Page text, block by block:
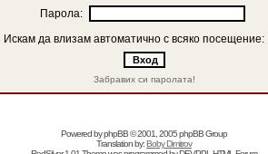
Парола:
Искам да влизам автоматично с всяко посещение:
Забравих си паролата!
Powered byphpBB© 2001, 2005 phpBB Group
Translation by:Boby Dimitrov